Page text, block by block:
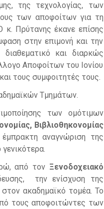
της τεχνολογίας, των
των αποφοίτων για τη
κ. Πρύτανης έκανε επίσης
στην επιμονή και την
και διαρκώς
Αποφοίτων του Ιονίου
τους συμφοιτητές τους.
Τμημάτων.
των ομότιμων
Βιβλιοθηκονομίας
αναγνώριση της
από τονΞενοδοχειακό
την ενίσχυση της
ακαδημαϊκό τομέα. Το
τους αποφοιτώντες των